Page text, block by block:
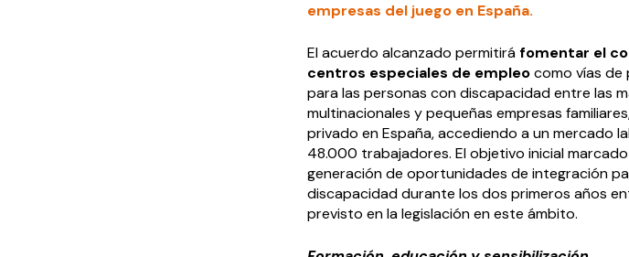
empresas del juego en España.
El acuerdo alcanzado permitiráfomentar el
centros especiales de empleocomo vías de
para las personas con discapacidad entre las
multinacionales y pequeñas empresas
privado en España, accediendo a un mercado
48.000 trabajadores. El objetivo inicial
generación de oportunidades de integración
discapacidad durante los dos primeros años
previsto en la legislación en este ámbito.